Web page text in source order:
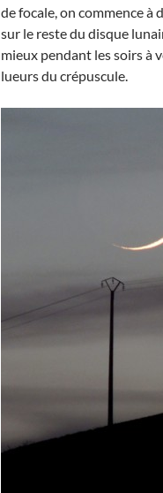
de focale, on commence à
sur le reste du disque
mieux pendant les soirs à
lueurs du crépuscule.